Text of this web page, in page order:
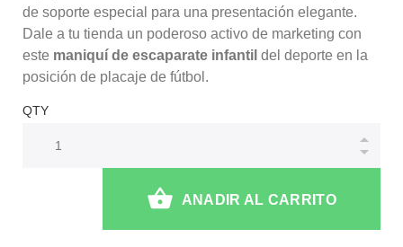
de soporte especial para una presentación elegante.
Dale a tu tienda un poderoso activo de marketing con
este maniquí de escaparate infantil del deporte en la
posición de placaje de fútbol.
QTY
ANADIR AL CARRITO